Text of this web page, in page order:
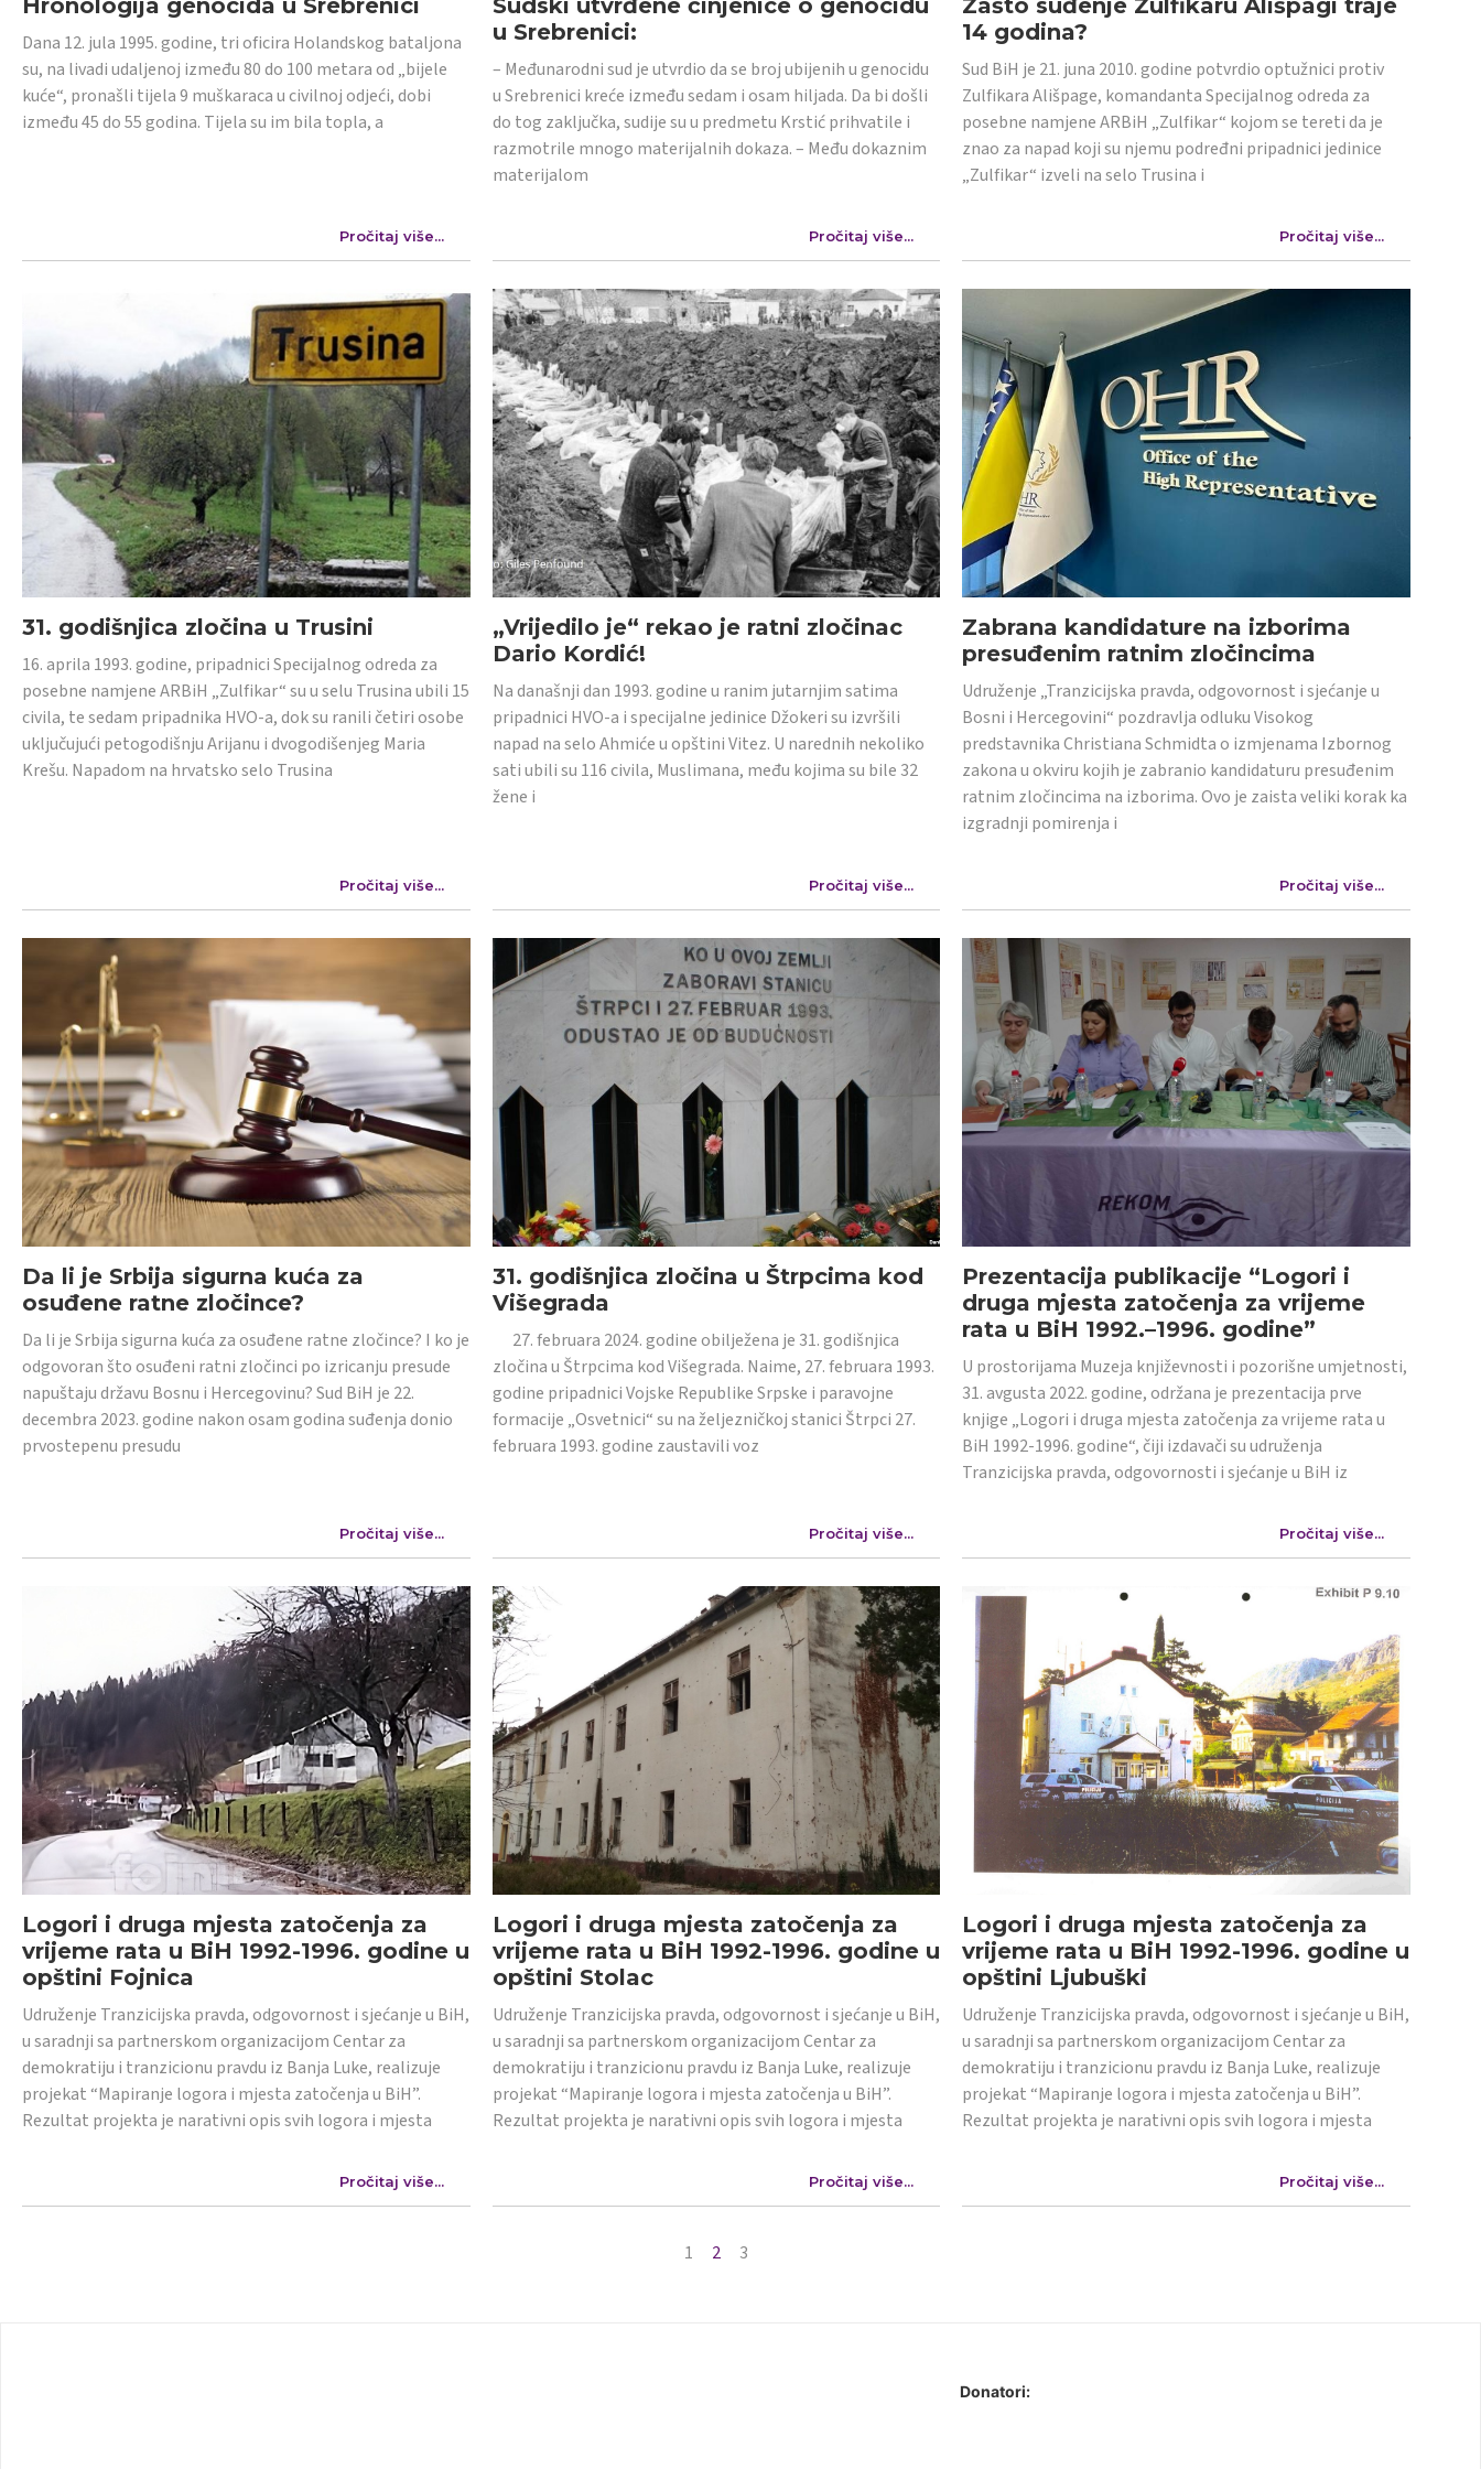
Dana 12. jula 1995. godine, tri oficira Holandskog bataljona
su, na livadi udaljenoj između 80 do 100 metara od „bijele
kuće“, pronašli tijela 9 muškaraca u civilnoj odjeći, dobi
između 45 do 55 godina. Tijela su im bila topla, a
Pročitaj više...
u Srebrenici:
– Međunarodni sud je utvrdio da se broj ubijenih u genocidu
u Srebrenici kreće između sedam i osam hiljada. Da bi došli
do tog zaključka, sudije su u predmetu Krstić prihvatile i
razmotrile mnogo materijalnih dokaza. – Među dokaznim
materijalom
Pročitaj više...
14 godina?
Sud BiH je 21. juna 2010. godine potvrdio optužnici protiv
Zulfikara Ališpage, komandanta Specijalnog odreda za
posebne namjene ARBiH „Zulfikar“ kojom se tereti da je
znao za napad koji su njemu podređni pripadnici jedinice
„Zulfikar“ izveli na selo Trusina i
Pročitaj više...
31. godišnjica zločina u Trusini
16. aprila 1993. godine, pripadnici Specijalnog odreda za
posebne namjene ARBiH „Zulfikar“ su u selu Trusina ubili 15
civila, te sedam pripadnika HVO-a, dok su ranili četiri osobe
uključujući petogodišnju Arijanu i dvogodišenjeg Maria
Krešu. Napadom na hrvatsko selo Trusina
Pročitaj više...
„Vrijedilo je“ rekao je ratni zločinac
Dario Kordić!
Na današnji dan 1993. godine u ranim jutarnjim satima
pripadnici HVO-a i specijalne jedinice Džokeri su izvršili
napad na selo Ahmiće u opštini Vitez. U narednih nekoliko
sati ubili su 116 civila, Muslimana, među kojima su bile 32
žene i
Pročitaj više...
Zabrana kandidature na izborima
presuđenim ratnim zločincima
Udruženje „Tranzicijska pravda, odgovornost i sjećanje u
Bosni i Hercegovini“ pozdravlja odluku Visokog
predstavnika Christiana Schmidta o izmjenama Izbornog
zakona u okviru kojih je zabranio kandidaturu presuđenim
ratnim zločincima na izborima. Ovo je zaista veliki korak ka
izgradnji pomirenja i
Pročitaj više...
Da li je Srbija sigurna kuća za
osuđene ratne zločince?
Da li je Srbija sigurna kuća za osuđene ratne zločince? I ko je
odgovoran što osuđeni ratni zločinci po izricanju presude
napuštaju državu Bosnu i Hercegovinu? Sud BiH je 22.
decembra 2023. godine nakon osam godina suđenja donio
prvostepenu presudu
Pročitaj više...
31. godišnjica zločina u Štrpcima kod
Višegrada
27. februara 2024. godine obilježena je 31. godišnjica
zločina u Štrpcima kod Višegrada. Naime, 27. februara 1993.
godine pripadnici Vojske Republike Srpske i paravojne
formacije „Osvetnici“ su na željezničkoj stanici Štrpci 27.
februara 1993. godine zaustavili voz
Pročitaj više...
Prezentacija publikacije “Logori i
druga mjesta zatočenja za vrijeme
rata u BiH 1992.–1996. godine”
U prostorijama Muzeja književnosti i pozorišne umjetnosti,
31. avgusta 2022. godine, održana je prezentacija prve
knjige „Logori i druga mjesta zatočenja za vrijeme rata u
BiH 1992-1996. godine“, čiji izdavači su udruženja
Tranzicijska pravda, odgovornosti i sjećanje u BiH iz
Pročitaj više...
Logori i druga mjesta zatočenja za
vrijeme rata u BiH 1992-1996. godine u
opštini Fojnica
Udruženje Tranzicijska pravda, odgovornost i sjećanje u BiH,
u saradnji sa partnerskom organizacijom Centar za
demokratiju i tranzicionu pravdu iz Banja Luke, realizuje
projekat “Mapiranje logora i mjesta zatočenja u BiH”.
Rezultat projekta je narativni opis svih logora i mjesta
Pročitaj više...
Logori i druga mjesta zatočenja za
vrijeme rata u BiH 1992-1996. godine u
opštini Stolac
Udruženje Tranzicijska pravda, odgovornost i sjećanje u BiH,
u saradnji sa partnerskom organizacijom Centar za
demokratiju i tranzicionu pravdu iz Banja Luke, realizuje
projekat “Mapiranje logora i mjesta zatočenja u BiH”.
Rezultat projekta je narativni opis svih logora i mjesta
Pročitaj više...
Logori i druga mjesta zatočenja za
vrijeme rata u BiH 1992-1996. godine u
opštini Ljubuški
Udruženje Tranzicijska pravda, odgovornost i sjećanje u BiH,
u saradnji sa partnerskom organizacijom Centar za
demokratiju i tranzicionu pravdu iz Banja Luke, realizuje
projekat “Mapiranje logora i mjesta zatočenja u BiH”.
Rezultat projekta je narativni opis svih logora i mjesta
Pročitaj više...
1 2 3
Donatori: